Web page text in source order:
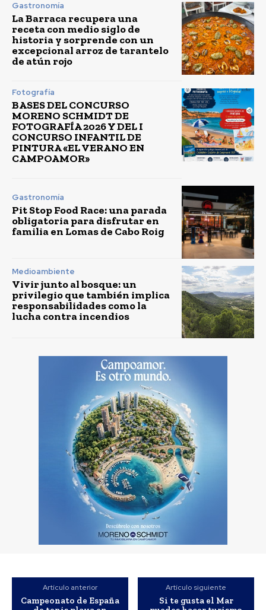
Gastronomía
La Barraca recupera una
receta con medio siglo de
historia y sorprende con un
excepcional arroz de tarantelo
de atún rojo
Fotografía
BASES DEL CONCURSO
MORENO SCHMIDT DE
FOTOGRAFÍA 2026 Y DEL I
CONCURSO INFANTIL DE
PINTURA «EL VERANO EN
CAMPOAMOR»
Gastronomía
Pit Stop Food Race: una parada
obligatoria para disfrutar en
familia en Lomas de Cabo Roig
Medioambiente
Vivir junto al bosque: un
privilegio que también implica
responsabilidades como la
lucha contra incendios
Artículo anterior
Campeonato de España
Artículo siguiente
Si te gusta el Mar